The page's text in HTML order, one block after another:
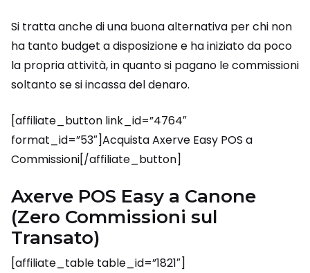
Si tratta anche di una buona alternativa per chi non
ha tanto budget a disposizione e ha iniziato da poco
la propria attività, in quanto si pagano le commissioni
soltanto se si incassa del denaro.
[affiliate_button link_id=”4764″
format_id=”53″]Acquista Axerve Easy POS a
Commissioni[/affiliate_button]
Axerve POS Easy a Canone
(Zero Commissioni sul
Transato)
[affiliate_table table_id=”1821″]